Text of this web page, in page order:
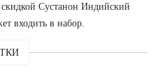
скидкой Сустанон Индийский
входить в набор.